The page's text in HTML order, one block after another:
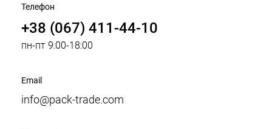
Телефон
+38 (067) 411-44-10
пн-пт 9:00-18:00
Email
info@pack-trade.com